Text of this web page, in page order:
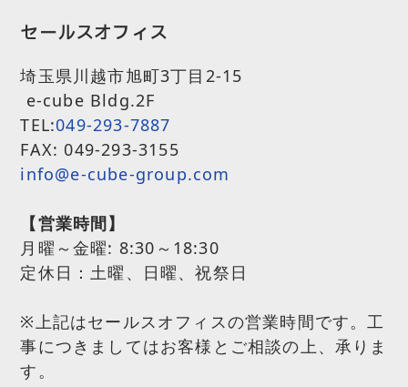
セールスオフィス
埼玉県川越市旭町3丁目2-15
e-cube Bldg.2F
TEL:049-293-7887
FAX: 049-293-3155
info@e-cube-group.com
【営業時間】
月曜～金曜: 8:30～18:30
定休日：土曜、日曜、祝祭日
※上記はセールスオフィスの営業時間です。工
事につきましてはお客様とご相談の上、承りま
す。